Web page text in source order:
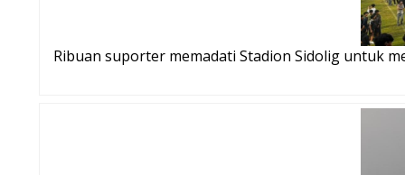
Ribuan suporter memadati Stadion Sidolig untuk